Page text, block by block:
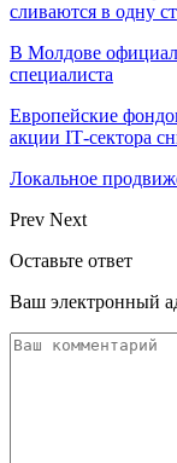
сливаются в одну
В Молдове
специалиста
Европейские
акции IT‑сектора
Локальное
Prev Next
Оставьте ответ
Ваш электронный